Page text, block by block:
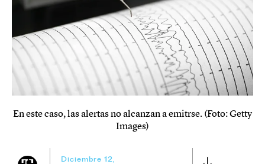
En este caso, las alertas no alcanzan a emitrse. (Foto: Getty
Images)
Diciembre 12,